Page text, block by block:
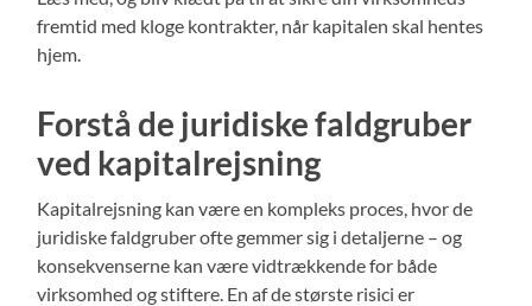
fremtid med kloge kontrakter, når kapitalen skal hentes
hjem.
Forstå de juridiske faldgruber
ved kapitalrejsning
Kapitalrejsning kan være en kompleks proces, hvor de
juridiske faldgruber ofte gemmer sig i detaljerne – og
konsekvenserne kan være vidtrækkende for både
virksomhed og stiftere. En af de største risici er